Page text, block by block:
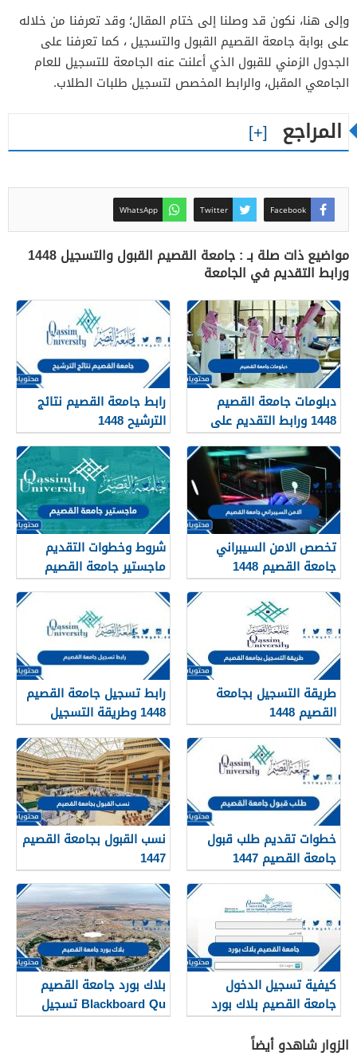
وإلى هنا، نكون قد وصلنا إلى ختام المقال؛ وقد تعرفنا من خلاله
على بوابة جامعة القصيم القبول والتسجيل ، كما تعرفنا على
الجدول الزمني للقبول الذي أعلنت عنه الجامعة للتسجيل للعام
الجامعي المقبل، والرابط المخصص لتسجيل طلبات الطلاب.
المراجع
Facebook
Twitter
WhatsApp
مواضيع ذات صلة بـ : جامعة القصيم القبول والتسجيل 1448
ورابط التقديم في الجامعة
دبلومات جامعة القصيم
1448 ورابط التقديم على
دبلومات جامعة القصيم
qudcss.com
رابط جامعة القصيم نتائج
الترشيح 1448
تخصص الامن السيبراني
جامعة القصيم 1448
الشروط ومعدل القبول
شروط وخطوات التقديم
ماجستير جامعة القصيم
1448 / 2026
طريقة التسجيل بجامعة
القصيم 1448
رابط تسجيل جامعة القصيم
1448 وطريقة التسجيل
بالتفصيل
خطوات تقديم طلب قبول
جامعة القصيم 1447
نسب القبول بجامعة القصيم
1447
كيفية تسجيل الدخول
جامعة القصيم بلاك بورد
lms.qu.edu.sa
بلاك بورد جامعة القصيم
Blackboard Qu تسجيل
الدخول
الزوار شاهدو أيضاً